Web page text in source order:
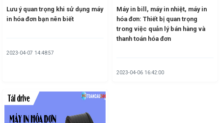
Lưu ý quan trọng khi sử dụng máy
in hóa đơn bạn nên biết
2023-04-07 14:48:57
Máy in bill, máy in nhiệt, máy in
hóa đơn: Thiết bị quan trọng
trong việc quản lý bán hàng và
thanh toán hóa đơn
2023-04-06 16:42:00